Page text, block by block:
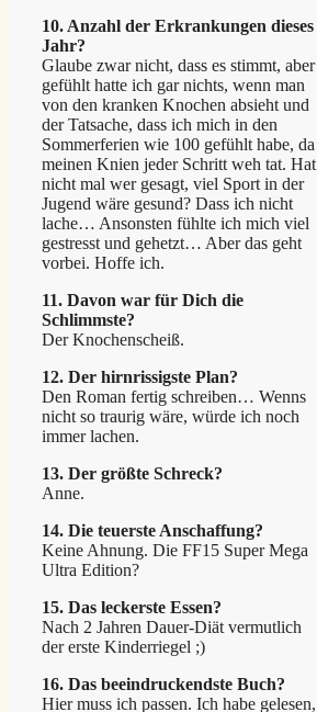
10. Anzahl der Erkrankungen dieses
Jahr?
Glaube zwar nicht, dass es stimmt, aber
gefühlt hatte ich gar nichts, wenn man
von den kranken Knochen absieht und
der Tatsache, dass ich mich in den
Sommerferien wie 100 gefühlt habe, da
meinen Knien jeder Schritt weh tat. Hat
nicht mal wer gesagt, viel Sport in der
Jugend wäre gesund? Dass ich nicht
lache… Ansonsten fühlte ich mich viel
gestresst und gehetzt… Aber das geht
vorbei. Hoffe ich.
11. Davon war für Dich die
Schlimmste?
Der Knochenscheiß.
12. Der hirnrissigste Plan?
Den Roman fertig schreiben… Wenns
nicht so traurig wäre, würde ich noch
immer lachen.
13. Der größte Schreck?
Anne.
14. Die teuerste Anschaffung?
Keine Ahnung. Die FF15 Super Mega
Ultra Edition?
15. Das leckerste Essen?
Nach 2 Jahren Dauer-Diät vermutlich
der erste Kinderriegel ;)
16. Das beeindruckendste Buch?
Hier muss ich passen. Ich habe gelesen,